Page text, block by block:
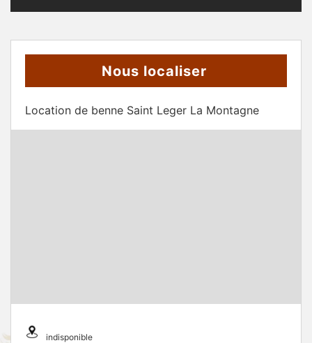
Nous localiser
Location de benne Saint Leger La Montagne
indisponible